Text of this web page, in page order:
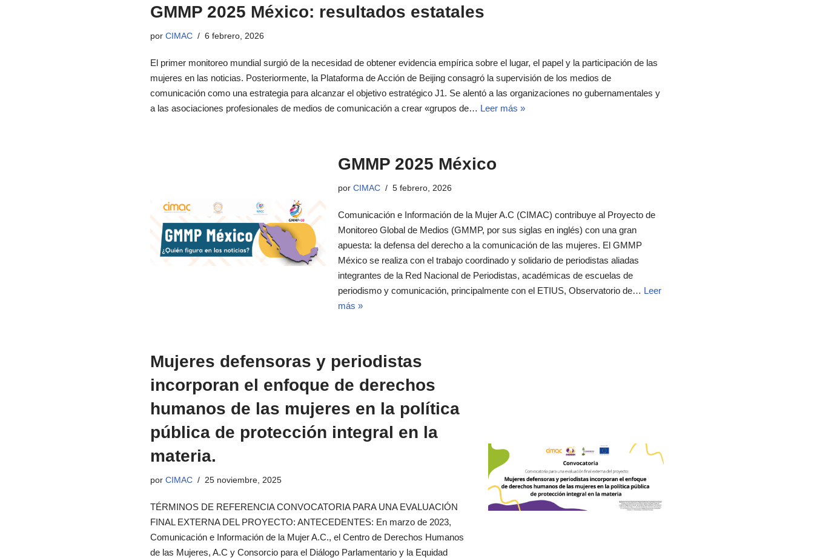
GMMP 2025 México: resultados estatales
porCIMAC 6 febrero, 2026
El primer monitoreo mundial surgió de la necesidad de obtener evidencia empírica sobre el lugar, el papel y la participación de las
mujeres en las noticias. Posteriormente, la Plataforma de Acción de Beijing consagró la supervisión de los medios de
comunicación como una estrategia para alcanzar el objetivo estratégico J1. Se alentó a las organizaciones no gubernamentales y
a las asociaciones profesionales de medios de comunicación a crear «grupos de… Leer más »
GMMP 2025 México
por CIMAC 5 febrero, 2026
Comunicación e Información de la Mujer A.C (CIMAC) contribuye al Proyecto de
Monitoreo Global de Medios (GMMP, por sus siglas en inglés) con una gran
apuesta: la defensa del derecho a la comunicación de las mujeres. El GMMP
México se realiza con el trabajo coordinado y solidario de periodistas aliadas
integrantes de la Red Nacional de Periodistas, académicas de escuelas de
periodismo y comunicación, principalmente con el ETIUS, Observatorio de… Leer
más »
Mujeres defensoras y periodistas
incorporan el enfoque de derechos
humanos de las mujeres en la política
pública de protección integral en la
materia.
porCIMAC 25 noviembre, 2025
TÉRMINOS DE REFERENCIA CONVOCATORIA PARA UNA EVALUACIÓN
FINAL EXTERNA DEL PROYECTO: ANTECEDENTES: En marzo de 2023,
Comunicación e Información de la Mujer A.C., el Centro de Derechos Humanos
de las Mujeres, A.C y Consorcio para el Diálogo Parlamentario y la Equidad